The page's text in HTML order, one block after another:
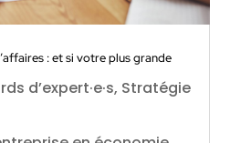
: et si votre plus grande
d’expert·e·s, Stratégie